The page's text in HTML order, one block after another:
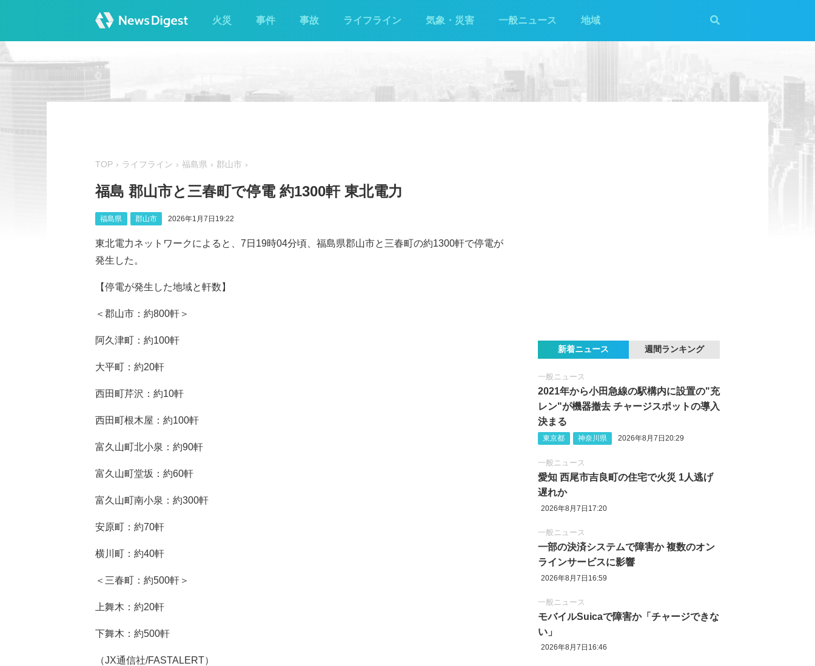
火災 事件 事故 ライフライン 気象・災害 一般ニュース 地域
TOP ライフライン 福島県 郡山市
福島 郡山市と三春町で停電 約1300軒 東北電力
福島県 郡山市 2026年1月7日19:22
東北電力ネットワークによると、7日19時04分頃、福島県郡山市と三春町の約1300軒で停電が
発生した。
【停電が発生した地域と軒数】
＜郡山市：約800軒＞
阿久津町：約100軒
大平町：約20軒
西田町芹沢：約10軒
西田町根木屋：約100軒
富久山町北小泉：約90軒
富久山町堂坂：約60軒
富久山町南小泉：約300軒
安原町：約70軒
横川町：約40軒
＜三春町：約500軒＞
上舞木：約20軒
下舞木：約500軒
（JX通信社/FASTALERT）
新着ニュース 週間ランキング
一般ニュース
2021年から小田急線の駅構内に設置の"充
レン"が機器撤去 チャージスポットの導入
決まる
東京都 神奈川県 2026年8月7日20:29
一般ニュース
愛知 西尾市吉良町の住宅で火災 1人逃げ
遅れか
2026年8月7日17:20
一般ニュース
一部の決済システムで障害か 複数のオン
ラインサービスに影響
2026年8月7日16:59
一般ニュース
モバイルSuicaで障害か「チャージできな
い」
2026年8月7日16:46